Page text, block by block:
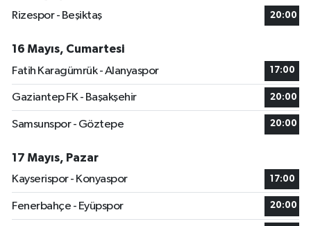
Rizespor - Beşiktaş
20:00
16 Mayıs, Cumartesi
Fatih Karagümrük - Alanyaspor
17:00
Gaziantep FK - Başakşehir 20:00
Samsunspor - Göztepe 20:00
17 Mayıs, Pazar
Kayserispor - Konyaspor
17:00
Fenerbahçe - Eyüpspor 20:00